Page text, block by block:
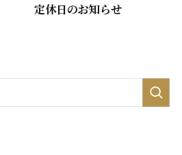
定休日のお知らせ